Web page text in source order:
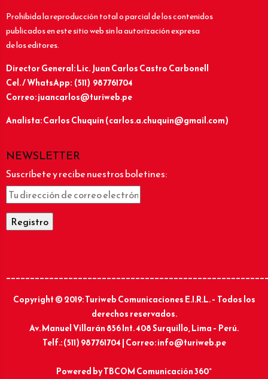
Prohibida la reproducción total o parcial de los contenidos
publicados en este sitio web sin la autorización expresa
de los editores.
Director General: Lic.Juan Carlos Castro Carbonell
Cel. / WhatsApp: (511) 987761704
Correo: juancarlos@turiweb.pe
Analista: Carlos Chuquín (carlos.a.chuquin@gmail.com)
NEWSLETTER
Suscríbete y recibe nuestros boletines:
Copyright © 2019: Turiweb Comunicaciones E.I.R.L. – Todos los
derechos reservados.
Av. Manuel Villarán 856 Int. 408 Surquillo, Lima – Perú.
Telf.: (511) 987761704 | Correo: info@turiweb.pe
Powered byTBCOM Comunicación 360°